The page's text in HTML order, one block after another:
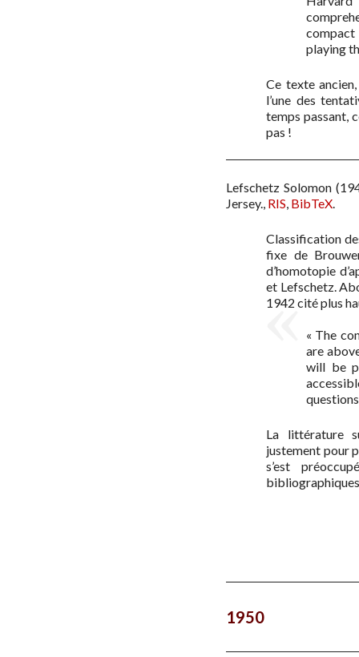
playing
Ce texte
l’une des
temps passant,
pas !
Lefschetz Solomon
Jersey. RIS BibTeX
Classification
fixe de
d’homotopie
et Lefschetz.
1942 cité plus
« The
are
will be
La littérature
justement pour
s’est
1950